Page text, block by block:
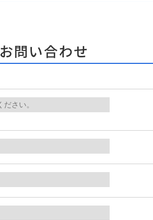
お問い合わせ